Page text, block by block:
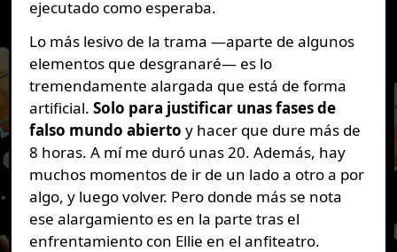
ejecutado como esperaba.
Lo más lesivo de la trama —aparte de algunos
elementos que desgranaré— es lo
tremendamente alargada que está de forma
artificial. Solo para justificar unas fases de
falso mundo abierto y hacer que dure más de
8 horas. A mí me duró unas 20. Además, hay
muchos momentos de ir de un lado a otro a por
algo, y luego volver. Pero donde más se nota
ese alargamiento es en la parte tras el
enfrentamiento con Ellie en el anfiteatro.